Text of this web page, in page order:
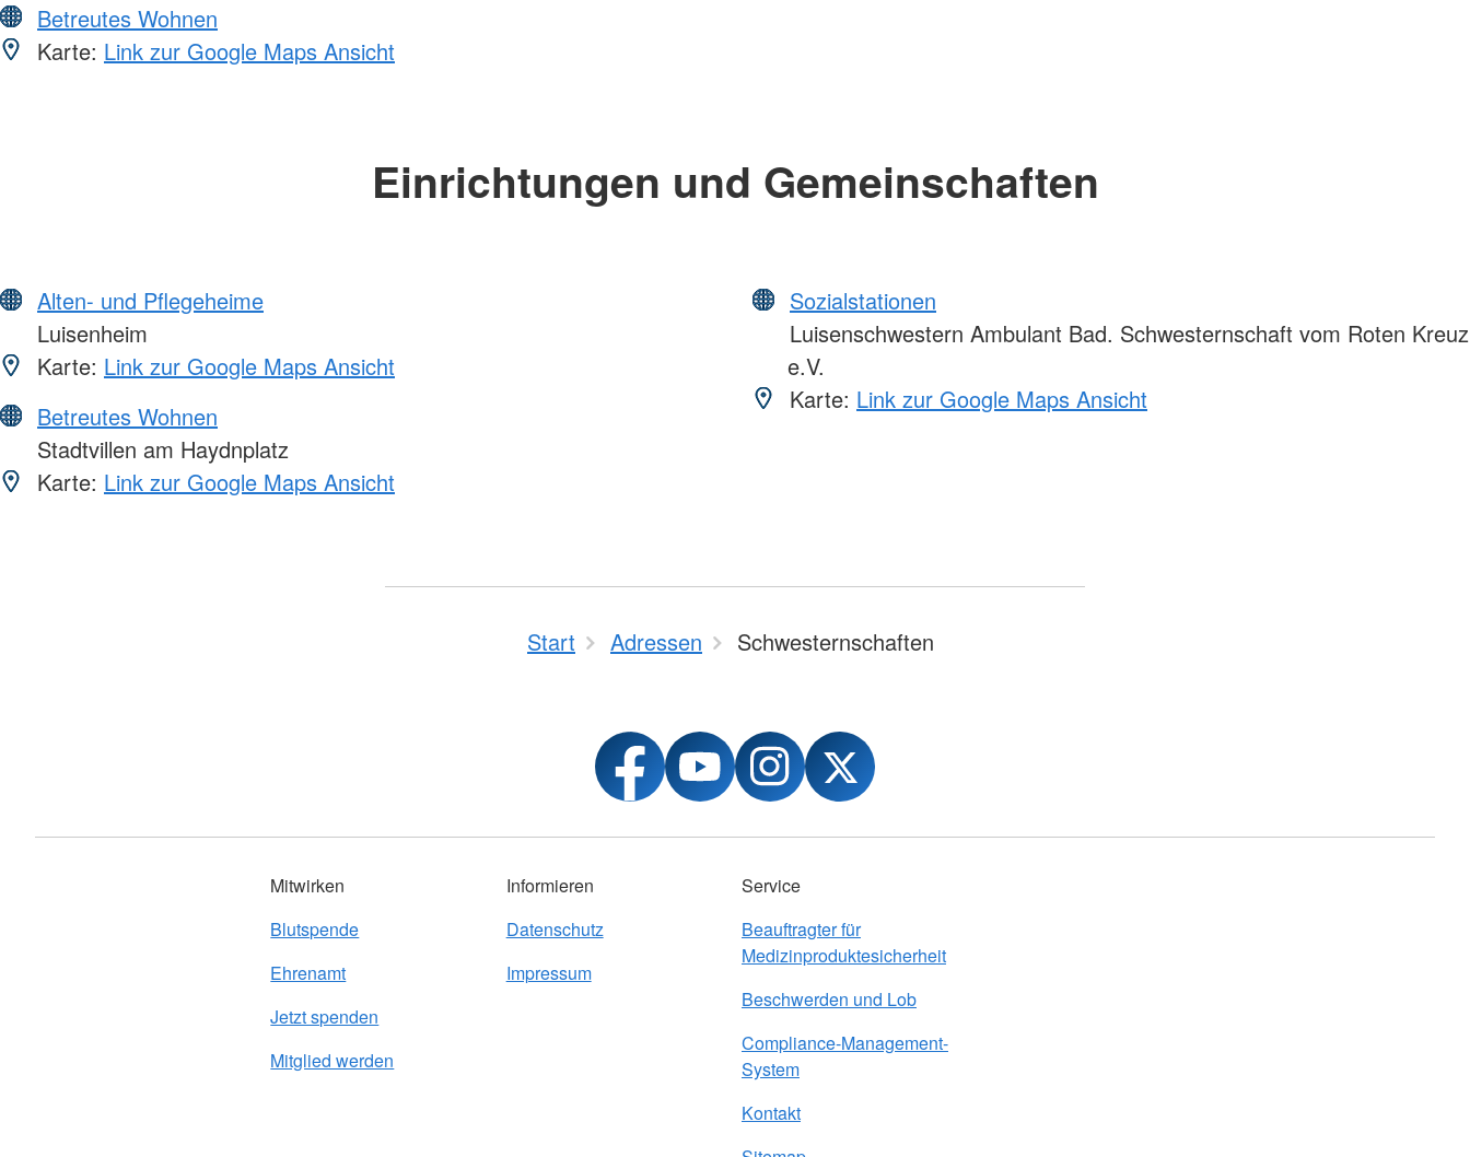
Betreutes Wohnen
Karte: Link zur Google Maps Ansicht
Einrichtungen und Gemeinschaften
Alten- und Pflegeheime
Luisenheim
Karte: Link zur Google Maps Ansicht
Betreutes Wohnen
Stadtvillen am Haydnplatz
Karte: Link zur Google Maps Ansicht
Sozialstationen
Luisenschwestern Ambulant Bad. Schwesternschaft vom Roten Kreuz
e.V.
Karte: Link zur Google Maps Ansicht
Start Adressen Schwesternschaften
Mitwirken
Blutspende
Ehrenamt
Jetzt spenden
Mitglied werden
Informieren
Datenschutz
Impressum
Service
Beauftragter für
Medizinproduktesicherheit
Beschwerden und Lob
Compliance-Management-
System
Kontakt